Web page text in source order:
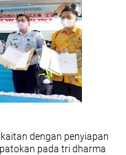
dengan penyiapan
pada tri dharma